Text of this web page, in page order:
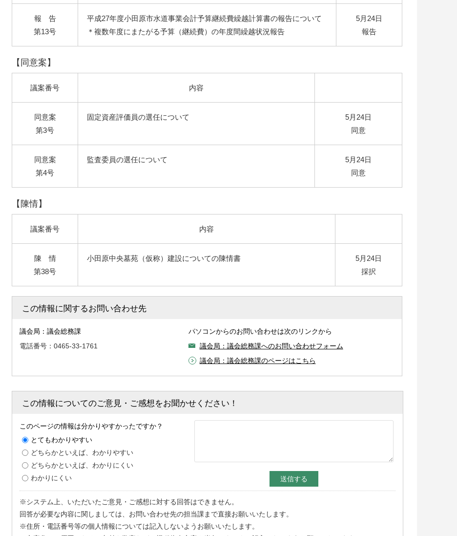
報 告
第13号
平成27年度小田原市水道事業会計予算継続費繰越計算書の報告について
＊複数年度にまたがる予算（継続費）の年度間繰越状況報告
5月24日
報告
【同意案】
議案番号 内容
同意案
第3号
固定資産評価員の選任について
5月24日
同意
同意案
第4号
監査委員の選任について
5月24日
同意
【陳情】
議案番号 内容
陳 情
第38号
小田原中央墓苑（仮称）建設についての陳情書
5月24日
採択
この情報に関するお問い合わせ先
議会局：議会総務課
電話番号：0465-33-1761
パソコンからのお問い合わせは次のリンクから
議会局：議会総務課へのお問い合わせフォーム
議会局：議会総務課のページはこちら
この情報についてのご意見・ご感想をお聞かせください！
このページの情報は分かりやすかったですか？
とてもわかりやすい
どちらかといえば、わかりやすい
どちらかといえば、わかりにくい
わかりにくい
※システム上、いただいたご意見・ご感想に対する回答はできません。
回答が必要な内容に関しましては、お問い合わせ先の担当課まで直接お願いいたします。
※住所・電話番号等の個人情報については記入しないようお願いいたします。